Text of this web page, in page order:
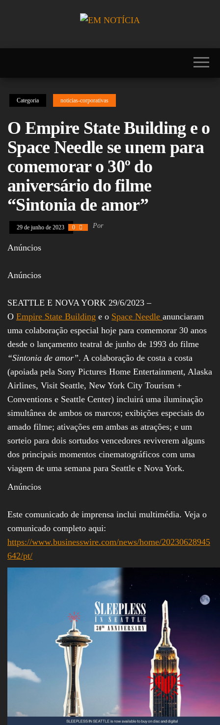
content
NOTÍCIA, notícias
Viagens e Turismo,
Entretenimento,
Cultura, Futebol,
Paralimpíadas,
Copa América,
Copa do Mundo,
Polícia, Notícias
Policiais, Política,
Congresso, Câmara
Cervejas, Comida,
Receitas, Chef, RH,
Empreendedorismo,
Negócios,
Oportunidades,
Categoria noticias-corporativas
O Empire State Building e o
Space Needle se unem para
comemorar o 30º do
aniversário do filme
“Sintonia de amor”
29 de junho de 2023 0 Por
Anúncios
Anúncios
SEATTLE E NOVA YORK 29/6/2023 –
O Empire State Building e o Space Needle anunciaram
uma colaboração especial hoje para comemorar 30 anos
desde o lançamento teatral de junho de 1993 do filme
“Sintonia de amor”. A colaboração de costa a costa
(apoiada pela Sony Pictures Home Entertainment, Alaska
Airlines, Visit Seattle, New York City Tourism +
Conventions e Seattle Center) incluirá uma iluminação
simultânea de ambos os marcos; exibições especiais do
amado filme; ativações em ambas as atrações; e um
sorteio para dois sortudos vencedores reviverem alguns
dos principais momentos cinematográficos com uma
viagem de uma semana para Seattle e Nova York.
Anúncios
Este comunicado de imprensa inclui multimédia. Veja o
comunicado completo aqui:
https://www.businesswire.com/news/home/20230628945
642/pt/